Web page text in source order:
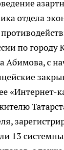
отдела
по городу
Абимова, с
«Интернет-
13